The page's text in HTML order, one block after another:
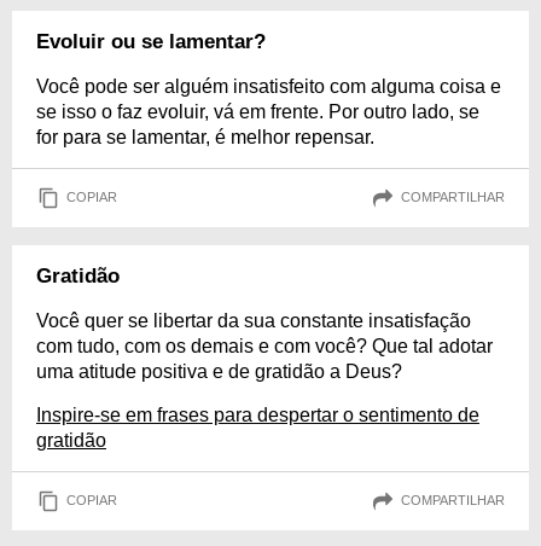
Evoluir ou se lamentar?
Você pode ser alguém insatisfeito com alguma coisa e
se isso o faz evoluir, vá em frente. Por outro lado, se
for para se lamentar, é melhor repensar.
COPIAR COMPARTILHAR
Gratidão
Você quer se libertar da sua constante insatisfação
com tudo, com os demais e com você? Que tal adotar
uma atitude positiva e de gratidão a Deus?
Inspire-se em frases para despertar o sentimento de
gratidão
COPIAR COMPARTILHAR